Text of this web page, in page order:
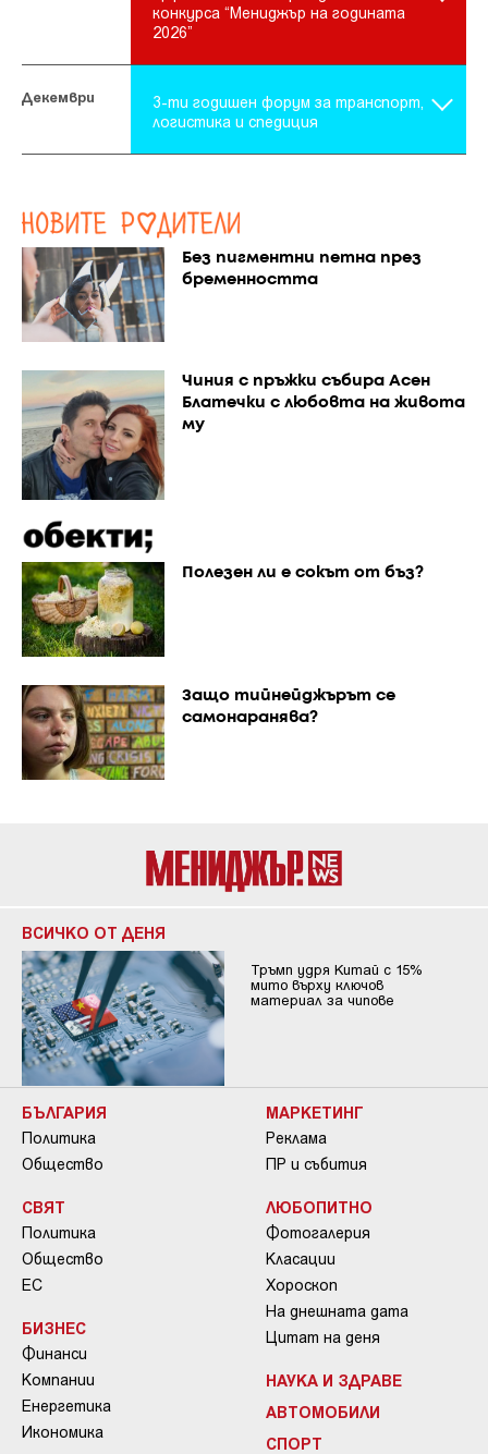
конкурса “Мениджър на годината
2026”
Декември 01.12.
3-ти годишен форум за транспорт,
логистика и спедиция
Без пигментни петна през
бременността
Чиния с пръжки събира Асен
Блатечки с любовта на живота
му
Полезен ли е сокът от бъз?
Защо тийнейджърът се
самонаранява?
ВСИЧКО ОТ ДЕНЯ
Тръмп удря Китай с 15%
мито върху ключов
материал за чипове
БЪЛГАРИЯ
Политика
Общество
СВЯТ
Политика
Общество
ЕС
БИЗНЕС
Финанси
Компании
Енергетика
Икономика
МАРКЕТИНГ
Реклама
ПР и събития
ЛЮБОПИТНО
Фотогалерия
Класации
Хороскоп
На днешната дата
Цитат на деня
НАУКА И ЗДРАВЕ
АВТОМОБИЛИ
СПОРТ